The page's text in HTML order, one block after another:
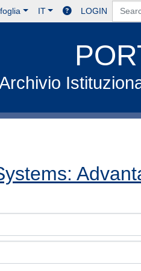
IT LOGIN